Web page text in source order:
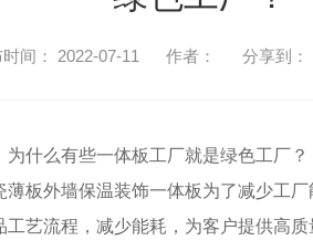
间： 2022-07-11 作者： 分享到：
为什么有些一体板工厂就是绿色工厂？
薄板外墙保温装饰一体板为了减少工
工艺流程，减少能耗，为客户提供高